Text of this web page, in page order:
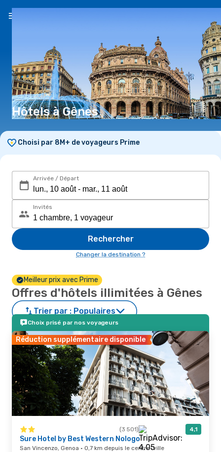
Hôtels à Gênes
Choisi par 8M+ de voyageurs Prime
Arrivée / Départ
Invités
Rechercher
Changer la destination ?
Meilleur prix avec Prime
Offres d'hôtels illimitées à Gênes
Trier par : Populaires
Choix prisé par nos voyageurs
Réduction supplémentaire disponible
(3 501) 4,1
Sure Hotel by Best Western Nologo
San Vincenzo, Genoa · 0,7 km depuis le centre-ville